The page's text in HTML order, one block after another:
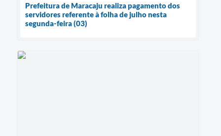
Prefeitura de Maracaju realiza pagamento dos
servidores referente à folha de julho nesta
segunda-feira (03)